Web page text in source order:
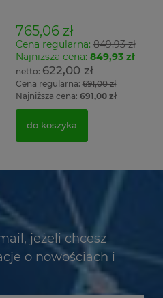
765,06 zł
Cena regularna:849,93 zł
Najniższa cena: 849,93 zł
622,00 zł
Cena regularna:691,00 zł
Najniższa cena: 691,00 zł
do koszyka
jeżeli chcesz
o nowościach i